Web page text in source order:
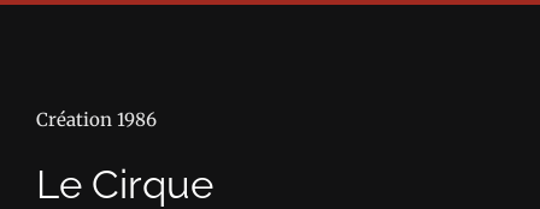
Création 1986
Le Cirque